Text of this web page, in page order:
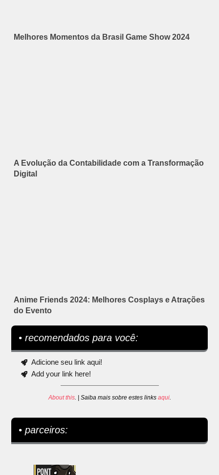
Melhores Momentos da Brasil Game Show 2024
A Evolução da Contabilidade com a Transformação
Digital
Anime Friends 2024: Melhores Cosplays e Atrações
do Evento
• recomendados para você:
Adicione seu link aqui!
Add your link here!
About this. | Saiba mais sobre estes links aqui.
• parceiros: